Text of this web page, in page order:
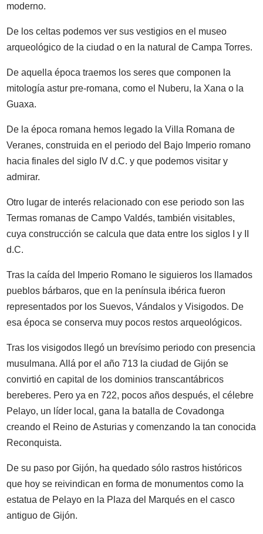
moderno.
De los celtas podemos ver sus vestigios en el museo
arqueológico de la ciudad o en la natural de Campa Torres.
De aquella época traemos los seres que componen la
mitología astur pre-romana, como el Nuberu, la Xana o la
Guaxa.
De la época romana hemos legado la Villa Romana de
Veranes, construida en el periodo del Bajo Imperio romano
hacia finales del siglo IV d.C. y que podemos visitar y
admirar.
Otro lugar de interés relacionado con ese periodo son las
Termas romanas de Campo Valdés, también visitables,
cuya construcción se calcula que data entre los siglos I y II
d.C.
Tras la caída del Imperio Romano le siguieros los llamados
pueblos bárbaros, que en la península ibérica fueron
representados por los Suevos, Vándalos y Visigodos. De
esa época se conserva muy pocos restos arqueológicos.
Tras los visigodos llegó un brevísimo periodo con presencia
musulmana. Allá por el año 713 la ciudad de Gijón se
convirtió en capital de los dominios transcantábricos
bereberes. Pero ya en 722, pocos años después, el célebre
Pelayo, un líder local, gana la batalla de Covadonga
creando el Reino de Asturias y comenzando la tan conocida
Reconquista.
De su paso por Gijón, ha quedado sólo rastros históricos
que hoy se reivindican en forma de monumentos como la
estatua de Pelayo en la Plaza del Marqués en el casco
antiguo de Gijón.